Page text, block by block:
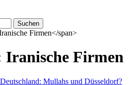
Suchen
Firmen</span>
Iranische Firmen